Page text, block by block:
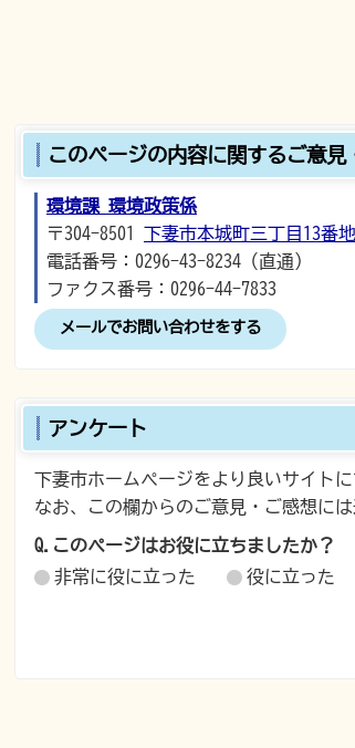
このページの内容に関するご意見
環境課 環境政策係
〒304-8501 下妻市本城町三丁目13番地
電話番号：0296-43-8234（直通）
ファクス番号：0296-44-7833
メールでお問い合わせをする
アンケート
下妻市ホームページをより良いサイト
なお、この欄からのご意見・ご感想に
Q.このページはお役に立ちましたか？
非常に役に立った
役に立った